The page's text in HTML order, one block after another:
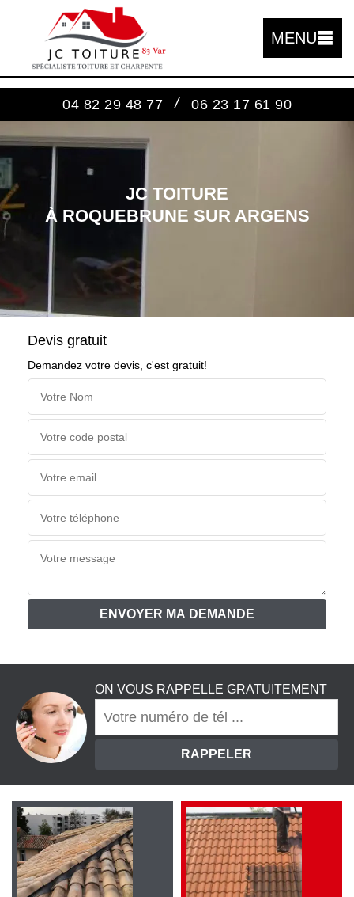
MENU
04 82 29 48 77 / 06 23 17 61 90
JC TOITURE
À ROQUEBRUNE SUR ARGENS
Devis gratuit
Demandez votre devis, c'est gratuit!
ON VOUS RAPPELLE GRATUITEMENT